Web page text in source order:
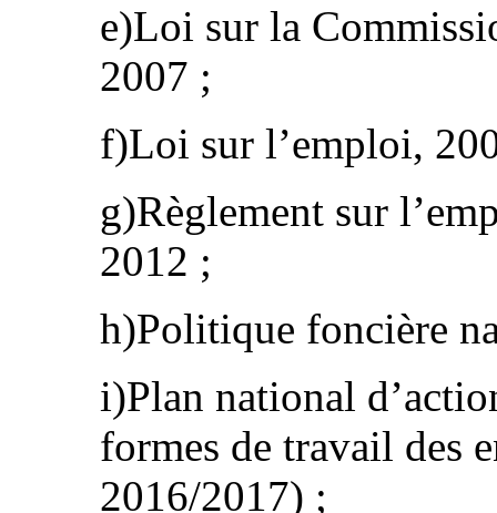
e)Loi sur la
2007 ;
f)Loi sur l’emploi,
g)Règlement sur
2012 ;
h)Politique foncière
i)Plan national
formes de travail des
2016/2017) ;